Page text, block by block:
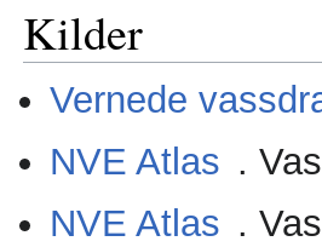
Kilder
Vernede
NVE Atlas .
NVE Atlas .